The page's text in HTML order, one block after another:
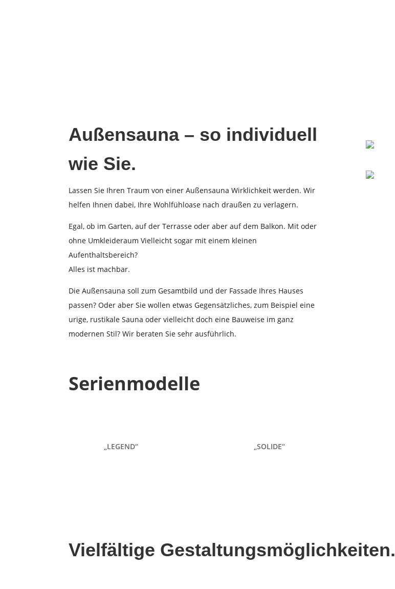
Außensauna – so individuell
wie Sie.
Lassen Sie Ihren Traum von einer Außensauna Wirklichkeit werden. Wir
helfen Ihnen dabei, Ihre Wohlfühloase nach draußen zu verlagern.
Egal, ob im Garten, auf der Terrasse oder aber auf dem Balkon. Mit oder
ohne Umkleideraum Vielleicht sogar mit einem kleinen
Aufenthaltsbereich?
Alles ist machbar.
Die Außensauna soll zum Gesamtbild und der Fassade Ihres Hauses
passen? Oder aber Sie wollen etwas Gegensätzliches, zum Beispiel eine
urige, rustikale Sauna oder vielleicht doch eine Bauweise im ganz
modernen Stil? Wir beraten Sie sehr ausführlich.
Serienmodelle
„LEGEND“ „SOLIDE“
Vielfältige Gestaltungsmöglichkeiten.